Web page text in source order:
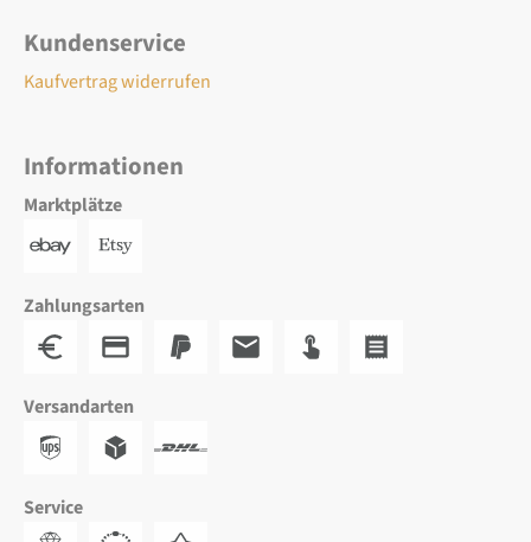
Kundenservice
Kaufvertrag widerrufen
Informationen
Marktplätze
Zahlungsarten
Versandarten
Service